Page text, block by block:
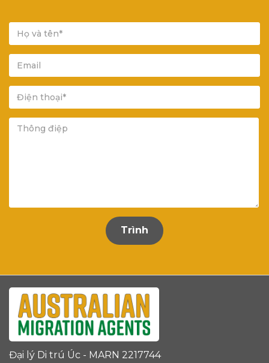
Đại lý Di trú Úc - MARN 2217744